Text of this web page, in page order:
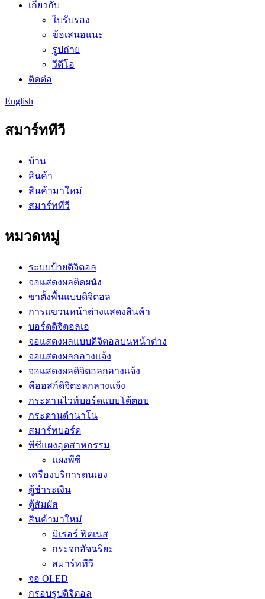
เกี่ยวกับ
ใบรับรอง
ข้อเสนอแนะ
รูปถ่าย
วีดีโอ
ติดต่อ
English
สมาร์ททีวี
บ้าน
สินค้า
สินค้ามาใหม่
สมาร์ททีวี
หมวดหมู่
ระบบป้ายดิจิตอล
จอแสดงผลติดผนัง
ขาตั้งพื้นแบบดิจิตอล
การแขวนหน้าต่างแสดงสินค้า
บอร์ดดิจิตอลเอ
จอแสดงผลแบบดิจิตอลบนหน้าต่าง
จอแสดงผลกลางแจ้ง
จอแสดงผลดิจิตอลกลางแจ้ง
คีออสก์ดิจิตอลกลางแจ้ง
กระดานไวท์บอร์ดแบบโต้ตอบ
กระดานดำนาโน
สมาร์ทบอร์ด
พีซีแผงอุตสาหกรรม
แผงพีซี
เครื่องบริการตนเอง
ตู้ชำระเงิน
ตู้สัมผัส
สินค้ามาใหม่
มิเรอร์ ฟิตเนส
กระจกอัจฉริยะ
สมาร์ททีวี
จอ OLED
กรอบรูปดิจิตอล